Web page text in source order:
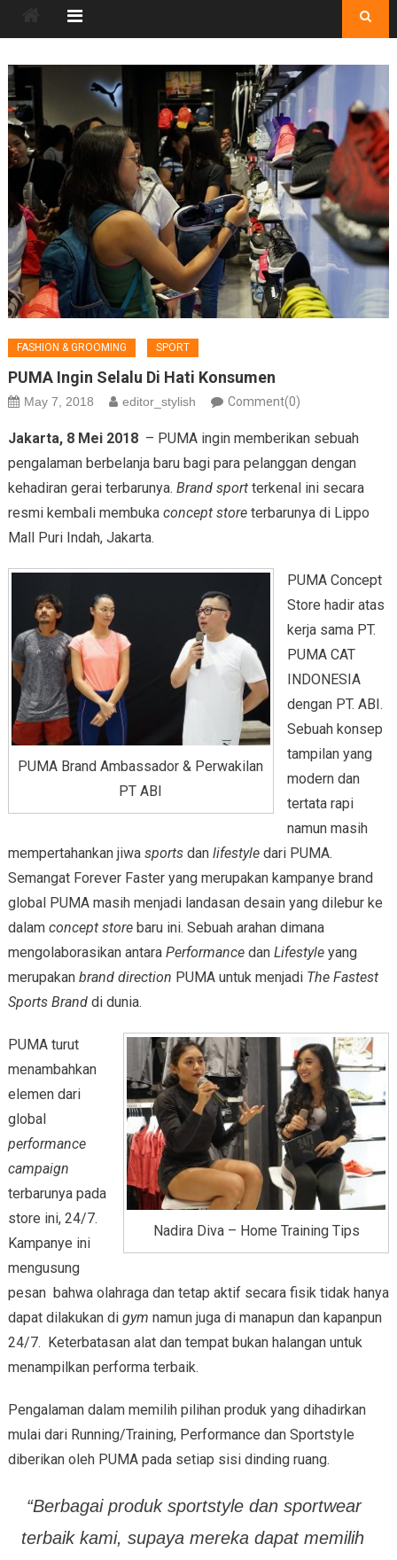
FASHION & GROOMING SPORT
PUMA Ingin Selalu Di Hati Konsumen
May 7, 2018 editor_stylish Comment(0)
Jakarta, 8 Mei 2018 – PUMA ingin memberikan sebuah
pengalaman berbelanja baru bagi para pelanggan dengan
kehadiran gerai terbarunya. Brand sportterkenal ini secara
resmi kembali membuka concept storeterbarunya di Lippo
Mall Puri Indah, Jakarta.
PUMA Brand Ambassador & Perwakilan
PT ABI
PUMA Concept
Store hadir atas
kerja sama PT.
PUMA CAT
INDONESIA
dengan PT. ABI.
Sebuah konsep
tampilan yang
modern dan
tertata rapi
namun masih
mempertahankan jiwa sportsdan lifestyledari PUMA.
Semangat Forever Faster yang merupakan kampanye brand
global PUMA masih menjadi landasan desain yang dilebur ke
dalam concept store baru ini. Sebuah arahan dimana
mengolaborasikan antara Performance dan Lifestyleyang
merupakan brand direction PUMA untuk menjadi The Fastest
Sports Branddi dunia.
Nadira Diva – Home Training Tips
PUMA turut
menambahkan
elemen dari
global
performance
campaign
terbarunya pada
store ini, 24/7.
Kampanye ini
mengusung
pesan bahwa olahraga dan tetap aktif secara fisik tidak hanya
dapat dilakukan di gym namun juga di manapun dan kapanpun
24/7. Keterbatasan alat dan tempat bukan halangan untuk
menampilkan performa terbaik.
Pengalaman dalam memilih pilihan produk yang dihadirkan
mulai dari Running/Training, Performance dan Sportstyle
diberikan oleh PUMA pada setiap sisi dinding ruang.
“Berbagai produk sportstyledan sportwear
terbaik kami, supaya mereka dapat memilih